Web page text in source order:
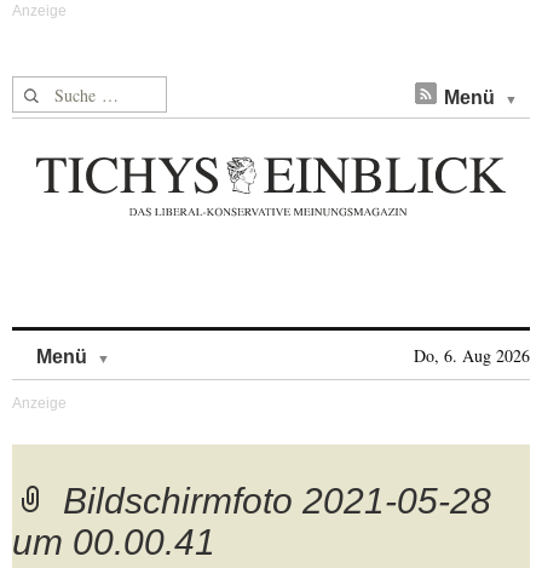
Suche nach: Menü
Menü Do, 6. Aug 2026
Bildschirmfoto 2021-05-28
um 00.00.41